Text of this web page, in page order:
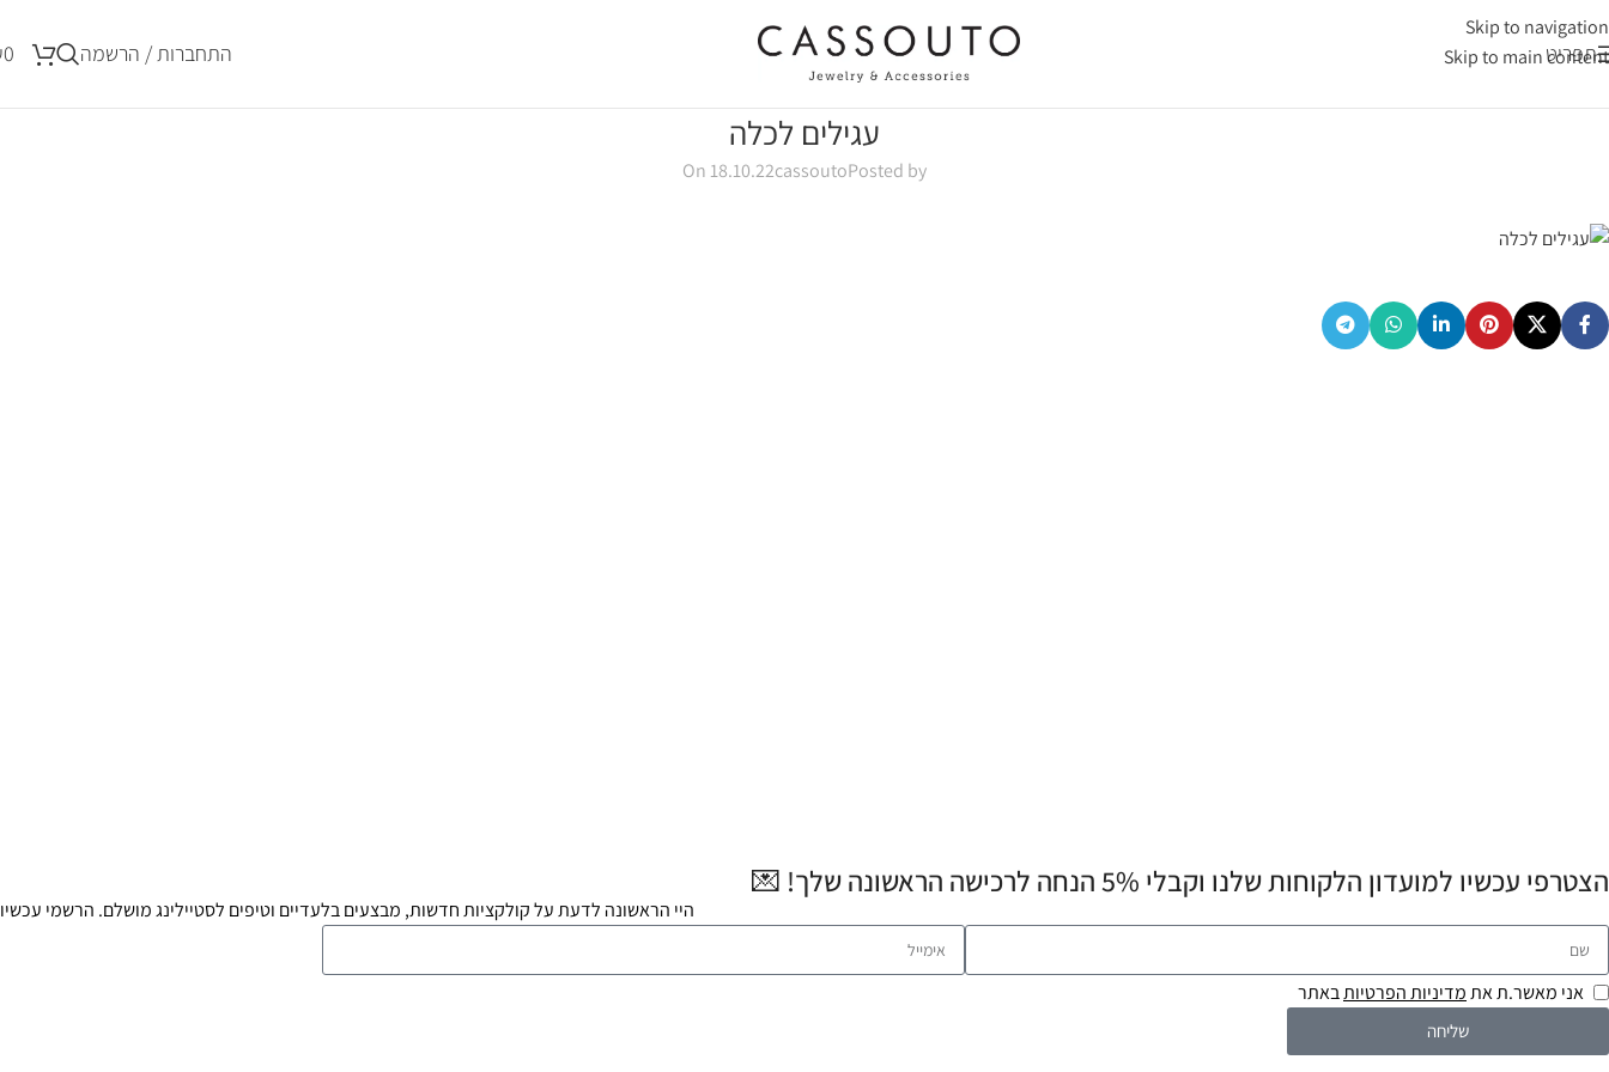
Skip to navigation
Skip to main content
תפריט התחברות / הרשמה 0
עגילים לכלה
Posted by
cassouto
On 18.10.22
הצטרפי עכשיו למועדון הלקוחות שלנו וקבלי 5% הנחה לרכישה הראשונה שלך! 💌
היי הראשונה לדעת על קולקציות חדשות, מבצעים בלעדיים וטיפים לסטיילינג מושלם. הרשמי עכשיו
אני מאשר.ת אתמדיניות הפרטיותבאתר
שליחה